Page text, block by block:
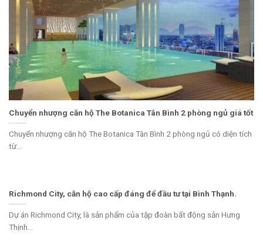
Chuyển nhượng căn hộ The Botanica Tân Bình 2 phòng ngủ giá tốt
Chuyển nhượng căn hộ The Botanica Tân Bình 2 phòng ngủ có diện tích
từ...
Richmond City, căn hộ cao cấp đáng để đầu tư tại Bình Thạnh.
Dự án Richmond City, là sản phẩm của tập đoàn bất động sản Hưng
Thịnh...